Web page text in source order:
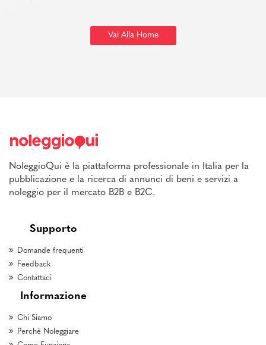
Vai Alla Home
NoleggioQui è la piattaforma professionale in Italia per la
pubblicazione e la ricerca di annunci di beni e servizi a
noleggio per il mercato B2B e B2C.
Supporto
Domande frequenti
Feedback
Contattaci
Informazione
Chi Siamo
Perché Noleggiare